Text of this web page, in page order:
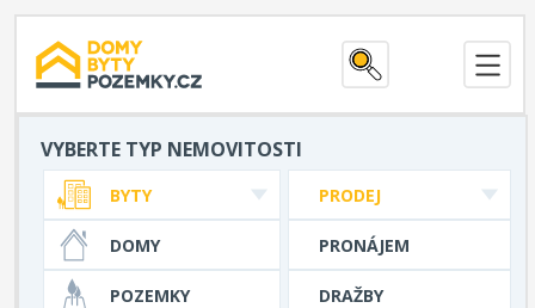
VYBERTE TYP NEMOVITOSTI
PRODEJ
PRONÁJEM
DRAŽBY
BYTY
DOMY
POZEMKY